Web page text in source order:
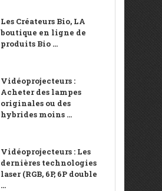
Les Créateurs Bio, LA
boutique en ligne de
produits Bio ...
Vidéoprojecteurs :
Acheter des lampes
originales ou des
hybrides moins ...
Vidéoprojecteurs : Les
dernières technologies
laser (RGB, 6P, 6P double
...